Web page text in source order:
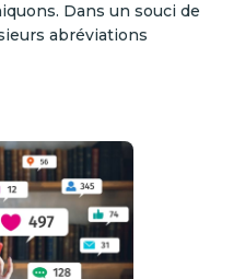
Dans un souci de
abréviations